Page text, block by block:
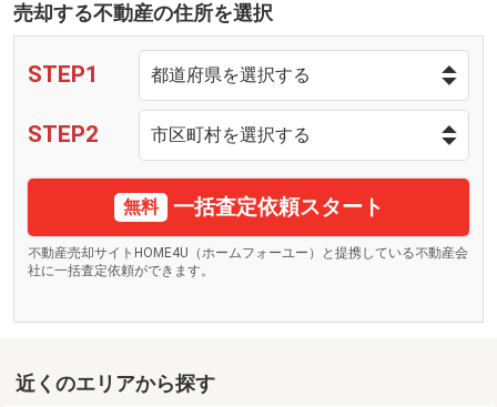
売却する不動産の住所を選択
STEP1
STEP2
無料 一括査定依頼スタート
不動産売却サイトHOME4U（ホームフォーユー）と提携している不動産会
社に一括査定依頼ができます。
近くのエリアから探す